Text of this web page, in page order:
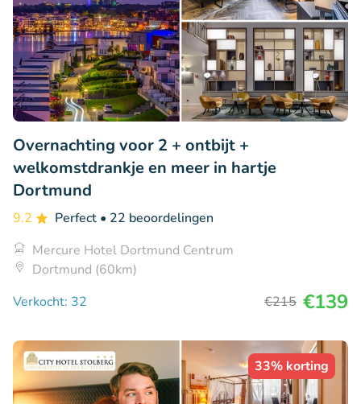
Overnachting voor 2 + ontbijt +
welkomstdrankje en meer in hartje
Dortmund
9.2 Perfect • 22 beoordelingen
Mercure Hotel Dortmund Centrum
Dortmund (60km)
Verkocht: 32
€215 €139
33% korting